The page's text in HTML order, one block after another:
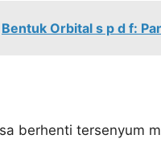
Bentuk Orbital s p d f:
berhenti tersenyum